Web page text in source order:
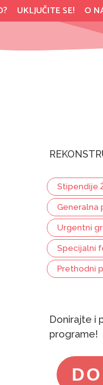
UKLJUČITE SE! O
Stipendije
Generalna
Urgentni
Specijalni
Prethodni
Donirajte i
programe!